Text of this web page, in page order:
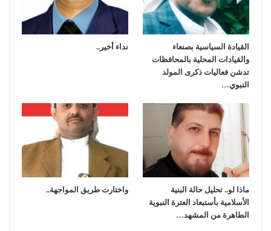
القيادة السياسية بصنعاء
والقيادات المحلية بالمحافظات
تدشن فعاليات ذكرى المولد
النبوي…
نداء أخير..
ماذا لو.. تحليل حالة البنية
الأسلامية بأستبعاد العترة النبوية
الطاهرة من المشهد…
واختارت طريق المواجهة..